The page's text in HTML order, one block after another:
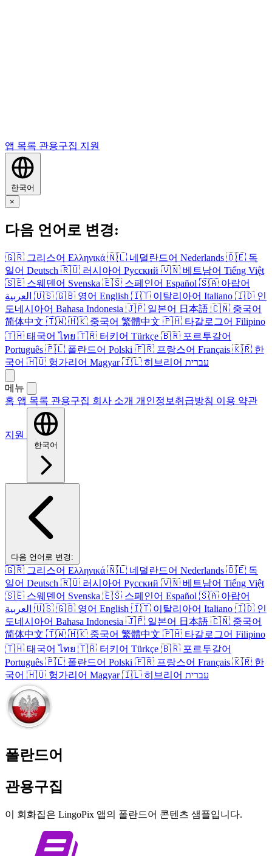
앱 목록 관용구집 지원
한국어
×
다음 언어로 변경:
🇬🇷 그리스어 Ελληνικά 🇳🇱 네덜란드어 Nederlands 🇩🇪 독
일어 Deutsch 🇷🇺 러시아어 Русский 🇻🇳 베트남어 Tiếng Việt
🇸🇪 스웨덴어 Svenska 🇪🇸 스페인어 Español 🇸🇦 아랍어
العربية 🇺🇸 🇬🇧 영어 English 🇮🇹 이탈리아어 Italiano 🇮🇩 인
도네시아어 Bahasa Indonesia 🇯🇵 일본어 日本語 🇨🇳 중국어
简体中文 🇹🇼 🇭🇰 중국어 繁體中文 🇵🇭 타갈로그어 Filipino
🇹🇭 태국어 ไทย 🇹🇷 터키어 Türkçe 🇧🇷 포르투갈어
Português 🇵🇱 폴란드어 Polski 🇫🇷 프랑스어 Français 🇰🇷 한
국어 🇭🇺 헝가리어 Magyar 🇮🇱 히브리어 עברית
메뉴
홈 앱 목록 관용구집 회사 소개 개인정보취급방침 이용 약관
지원
한국어
다음 언어로 변경:
🇬🇷 그리스어 Ελληνικά 🇳🇱 네덜란드어 Nederlands 🇩🇪 독
일어 Deutsch 🇷🇺 러시아어 Русский 🇻🇳 베트남어 Tiếng Việt
🇸🇪 스웨덴어 Svenska 🇪🇸 스페인어 Español 🇸🇦 아랍어
العربية 🇺🇸 🇬🇧 영어 English 🇮🇹 이탈리아어 Italiano 🇮🇩 인
도네시아어 Bahasa Indonesia 🇯🇵 일본어 日本語 🇨🇳 중국어
简体中文 🇹🇼 🇭🇰 중국어 繁體中文 🇵🇭 타갈로그어 Filipino
🇹🇭 태국어 ไทย 🇹🇷 터키어 Türkçe 🇧🇷 포르투갈어
Português 🇵🇱 폴란드어 Polski 🇫🇷 프랑스어 Français 🇰🇷 한
국어 🇭🇺 헝가리어 Magyar 🇮🇱 히브리어 עברית
폴란드어
관용구집
이 회화집은 LingoPix 앱의 폴란드어 콘텐츠 샘플입니다.